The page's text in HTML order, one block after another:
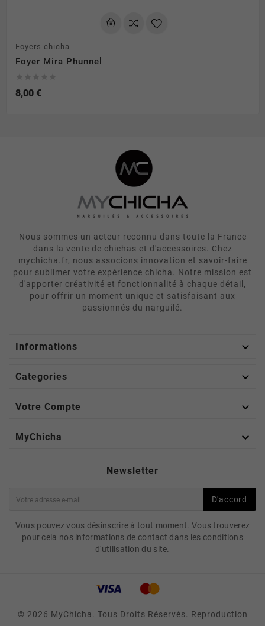
Foyers chicha
Foyer Mira Phunnel
8,00 €
Nous sommes un acteur reconnu dans toute la France
dans la vente de chichas et d'accessoires. Chez
mychicha.fr, nous associons innovation et savoir-faire
pour sublimer votre expérience chicha. Notre mission est
d'apporter créativité et fonctionnalité à chaque détail,
pour offrir un moment unique et satisfaisant aux
passionnés du narguilé.
Informations 
Categories 
Votre Compte 
MyChicha 
Newsletter
D'accord
Vous pouvez vous désinscrire à tout moment. Vous trouverez
pour cela nos informations de contact dans les conditions
d'utilisation du site.
© 2026 MyChicha. Tous Droits Réservés. Reproduction